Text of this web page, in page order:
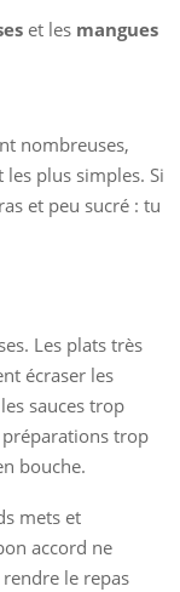
et les mangues
nombreuses,
plus simples. Si
et peu sucré : tu
Les plats très
écraser les
sauces trop
préparations trop
bouche.
mets et
accord ne
le repas